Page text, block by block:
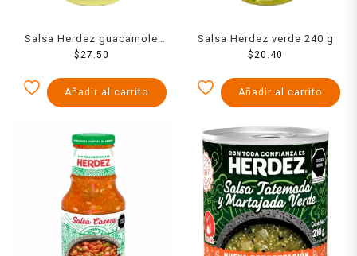
Salsa Herdez guacamole
picante 240 g
$ 27.50
Añadir al carrito
Salsa Herdez verde 240 g
$ 20.40
Añadir al carrito